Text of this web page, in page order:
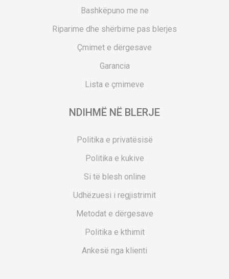
Bashkëpuno me ne
Riparime dhe shërbime pas blerjes
Çmimet e dërgesave
Garancia
Lista e çmimeve
NDIHMË NË BLERJE
Politika e privatësisë
Politika e kukive
Si të blesh online
Udhëzuesi i regjistrimit
Metodat e dërgesave
Politika e kthimit
Ankesë nga klienti